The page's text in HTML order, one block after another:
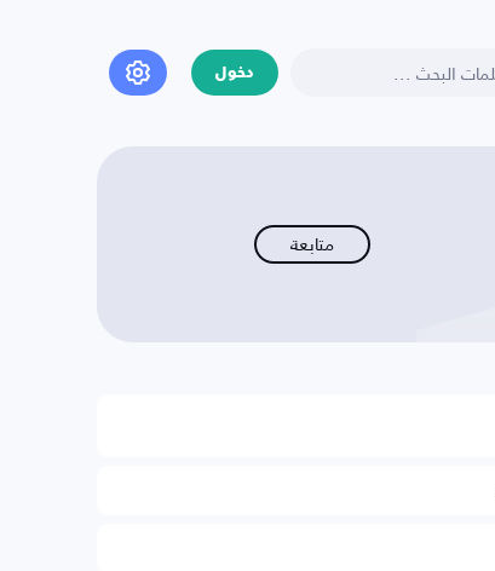
دخول
متابعة